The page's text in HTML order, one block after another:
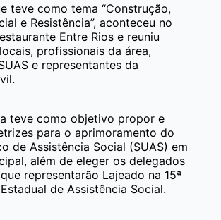
teve como tema “Construção,
e Resistência”, aconteceu no
Entre Rios e reuniu
profissionais da área,
e representantes da
teve como objetivo propor e
para o aprimoramento do
de Assistência Social (SUAS) em
além de eleger os delegados
representarão Lajeado na 15ª
de Assistência Social.